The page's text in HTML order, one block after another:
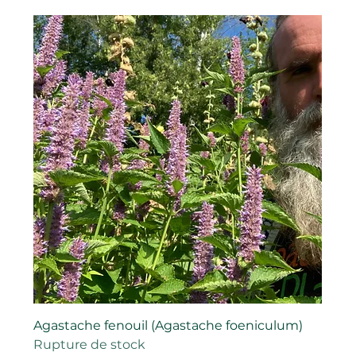
Agastache fenouil (Agastache foeniculum)
Rupture de stock